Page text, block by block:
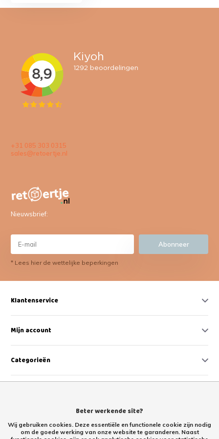
+31 085 303 0315
sales@retoertje.nl
Nieuwsbrief:
Abonneer
* Lees hier de wettelijke beperkingen
Klantenservice
Mijn account
Categorieën
Beter werkende site?
Wij gebruiken cookies. Deze essentiële en functionele cookie zijn nodig
om de goede werking van onze website te garanderen. Naast